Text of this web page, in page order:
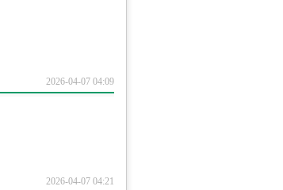
2026-04-07 04:09
2026-04-07 04:21